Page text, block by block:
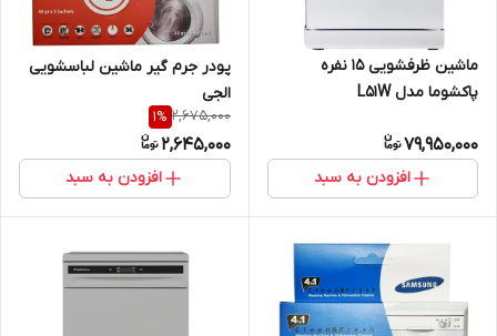
ماشین ظرفشویی 15 نفره
پاکشوما مدل L51W
79,950,000
افزودن به سبد
پودر جرم گیر ماشین لباسشویی
الجی
2,675,000
1%
2,645,000
افزودن به سبد